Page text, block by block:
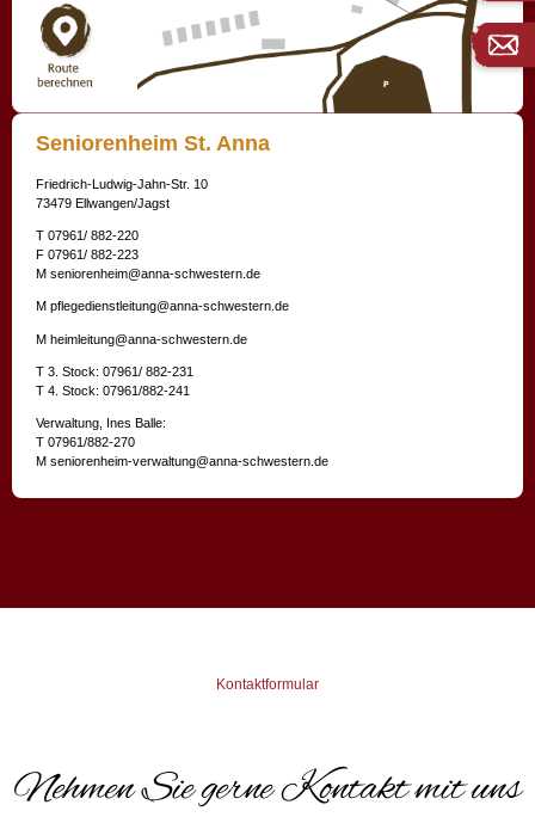
Seniorenheim St. Anna
Friedrich-Ludwig-Jahn-Str. 10
73479 Ellwangen/Jagst
T 07961/ 882-220
F 07961/ 882-223
M seniorenheim@anna-schwestern.de
M pflegedienstleitung@anna-schwestern.de
M heimleitung@anna-schwestern.de
T 3. Stock: 07961/ 882-231
T 4. Stock: 07961/882-241
Verwaltung, Ines Balle:
T 07961/882-270
M seniorenheim-verwaltung@anna-schwestern.de
Kontaktformular
Nehmen Sie gerne Kontakt mit uns